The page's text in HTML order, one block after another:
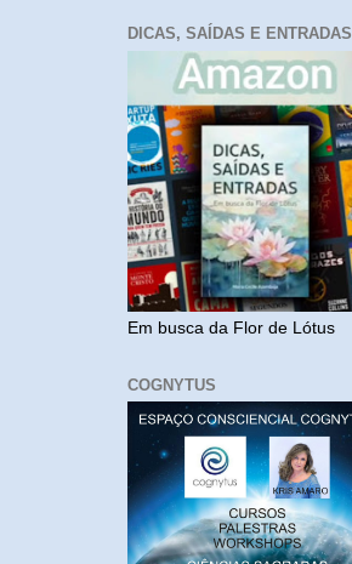
DICAS, SAÍDAS E ENTRADAS
Em busca da Flor de Lótus
COGNYTUS